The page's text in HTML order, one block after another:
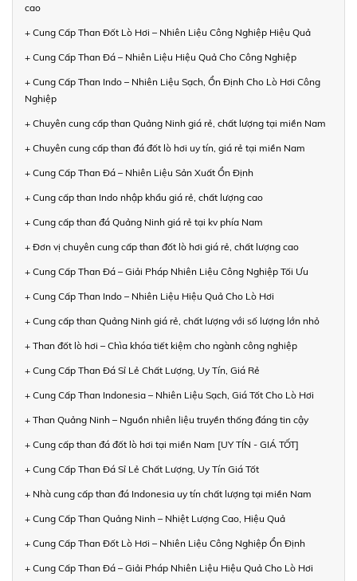
cao
+ Cung Cấp Than Đốt Lò Hơi – Nhiên Liệu Công Nghiệp Hiệu Quả
+ Cung Cấp Than Đá – Nhiên Liệu Hiệu Quả Cho Công Nghiệp
+ Cung Cấp Than Indo – Nhiên Liệu Sạch, Ổn Định Cho Lò Hơi Công
Nghiệp
+ Chuyên cung cấp than Quảng Ninh giá rẻ, chất lượng tại miền Nam
+ Chuyên cung cấp than đá đốt lò hơi uy tín, giá rẻ tại miền Nam
+ Cung Cấp Than Đá – Nhiên Liệu Sản Xuất Ổn Định
+ Cung cấp than Indo nhập khẩu giá rẻ, chất lượng cao
+ Cung cấp than đá Quảng Ninh giá rẻ tại kv phía Nam
+ Đơn vị chuyên cung cấp than đốt lò hơi giá rẻ, chất lượng cao
+ Cung Cấp Than Đá – Giải Pháp Nhiên Liệu Công Nghiệp Tối Ưu
+ Cung Cấp Than Indo – Nhiên Liệu Hiệu Quả Cho Lò Hơi
+ Cung cấp than Quảng Ninh giá rẻ, chất lượng với số lượng lớn nhỏ
+ Than đốt lò hơi – Chìa khóa tiết kiệm cho ngành công nghiệp
+ Cung Cấp Than Đá Sỉ Lẻ Chất Lượng, Uy Tín, Giá Rẻ
+ Cung Cấp Than Indonesia – Nhiên Liệu Sạch, Giá Tốt Cho Lò Hơi
+ Than Quảng Ninh – Nguồn nhiên liệu truyền thống đáng tin cậy
+ Cung cấp than đá đốt lò hơi tại miền Nam [UY TÍN - GIÁ TỐT]
+ Cung Cấp Than Đá Sỉ Lẻ Chất Lượng, Uy Tín Giá Tốt
+ Nhà cung cấp than đá Indonesia uy tín chất lượng tại miền Nam
+ Cung Cấp Than Quảng Ninh – Nhiệt Lượng Cao, Hiệu Quả
+ Cung Cấp Than Đốt Lò Hơi – Nhiên Liệu Công Nghiệp Ổn Định
+ Cung Cấp Than Đá – Giải Pháp Nhiên Liệu Hiệu Quả Cho Lò Hơi